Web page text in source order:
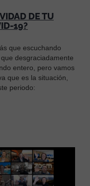
DE TU
19?
que escuchando
desgraciadamente
entero, pero vamos
que es la situación,
periodo: